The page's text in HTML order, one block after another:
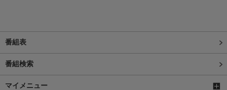
番組表
番組検索
マイメニュー